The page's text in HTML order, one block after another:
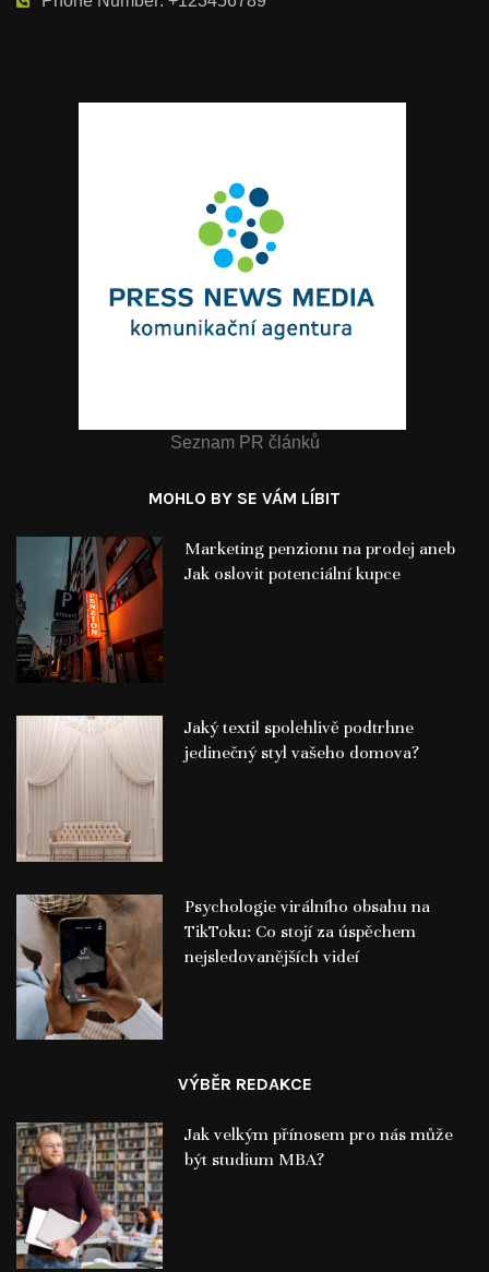
Seznam PR článků
MOHLO BY SE VÁM LÍBIT
Marketing penzionu na prodej aneb
Jak oslovit potenciální kupce
Jaký textil spolehlivě podtrhne
jedinečný styl vašeho domova?
Psychologie virálního obsahu na
TikToku: Co stojí za úspěchem
nejsledovanějších videí
VÝBĚR REDAKCE
Jak velkým přínosem pro nás může
být studium MBA?